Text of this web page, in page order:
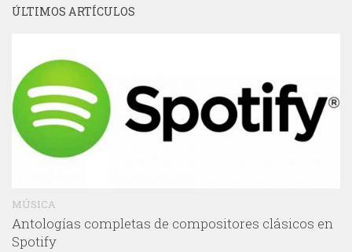
ÚLTIMOS ARTÍCULOS
MÚSICA
Antologías completas de compositores clásicos en
Spotify